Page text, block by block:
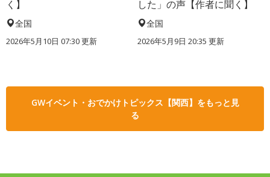
く】
全国
2026年5月10日 07:30 更新
した」の声【作者に聞く】
全国
2026年5月9日 20:35 更新
GWイベント・おでかけトピックス【関西】をもっと見
る